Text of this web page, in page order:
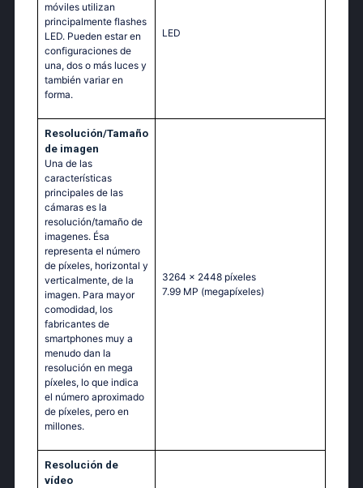
móviles utilizan
principalmente flashes
LED. Pueden estar en
configuraciones de
una, dos o más luces y
también variar en
forma.
LED
Resolución/Tamaño
de imagen
Una de las
características
principales de las
cámaras es la
resolución/tamaño de
imagenes. Ésa
representa el número
de píxeles, horizontal y
verticalmente, de la
imagen. Para mayor
comodidad, los
fabricantes de
smartphones muy a
menudo dan la
resolución en mega
píxeles, lo que indica
el número aproximado
de píxeles, pero en
millones.
3264 x 2448 píxeles
7.99 MP (megapíxeles)
Resolución de
vídeo